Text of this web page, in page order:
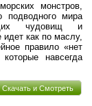
монстров,
подводного мира
чудовищ и
как по маслу,
правило «нет
навсегда
Скачать и Смотреть